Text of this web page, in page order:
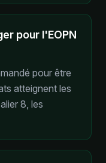
pour l'EOPN
pour être
atteignent les
8, les